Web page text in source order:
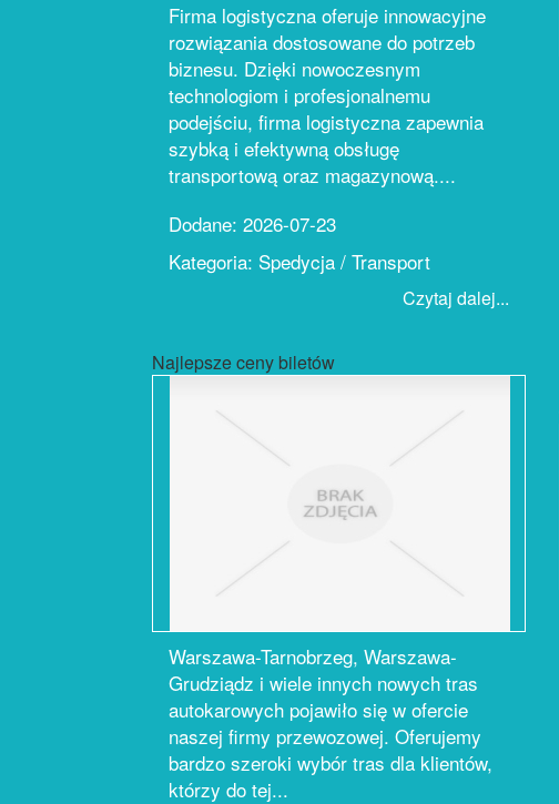
Firma logistyczna oferuje innowacyjne
rozwiązania dostosowane do potrzeb
biznesu. Dzięki nowoczesnym
technologiom i profesjonalnemu
podejściu, firma logistyczna zapewnia
szybką i efektywną obsługę
transportową oraz magazynową....
Dodane: 2026-07-23
Kategoria: Spedycja / Transport
Czytaj dalej...
Najlepsze ceny biletów
Warszawa-Tarnobrzeg, Warszawa-
Grudziądz i wiele innych nowych tras
autokarowych pojawiło się w ofercie
naszej firmy przewozowej. Oferujemy
bardzo szeroki wybór tras dla klientów,
którzy do tej...